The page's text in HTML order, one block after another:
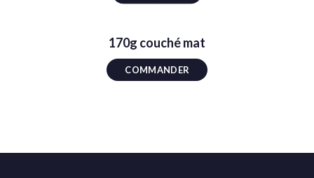
170g couché mat
COMMANDER